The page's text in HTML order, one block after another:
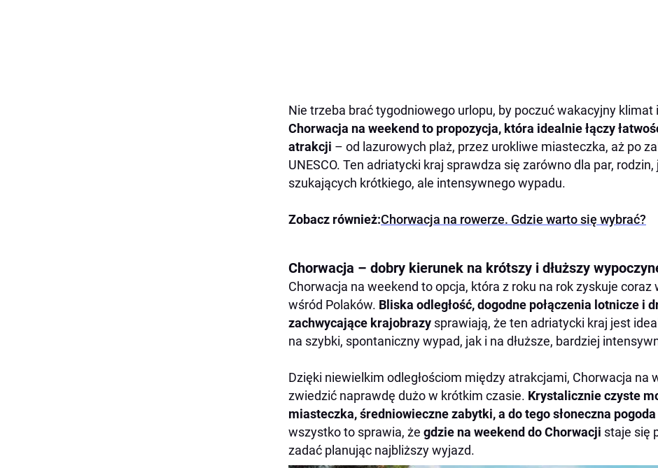
Nie trzeba brać tygodniowego urlopu, by poczuć wakacyjny klimat
Chorwacja na weekend to propozycja, która idealnie łączy
atrakcji – od lazurowych plaż, przez urokliwe miasteczka, aż po
UNESCO. Ten adriatycki kraj sprawdza się zarówno dla par,
szukających krótkiego, ale intensywnego wypadu.
Zobacz również:Chorwacja na rowerze. Gdzie warto się wybrać?
Chorwacja – dobry kierunek na krótszy i dłuższy
Chorwacja na weekend to opcja, która z roku na rok zyskuje
wśród Polaków. Bliska odległość, dogodne połączenia lotnicze i
zachwycające krajobrazy sprawiają, że ten adriatycki kraj jest
na szybki, spontaniczny wypad, jak i na dłuższe, bardziej
Dzięki niewielkim odległościom między atrakcjami, Chorwacja na
zwiedzić naprawdę dużo w krótkim czasie. Krystalicznie czyste
miasteczka, średniowieczne zabytki, a do tego słoneczna
wszystko to sprawia, że gdzie na weekend do Chorwacji staje się
zadać planując najbliższy wyjazd.